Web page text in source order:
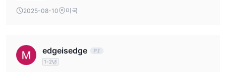
니다. 은행 송금은 보통
2025-08-10 미국
edgeisedge
1-2년